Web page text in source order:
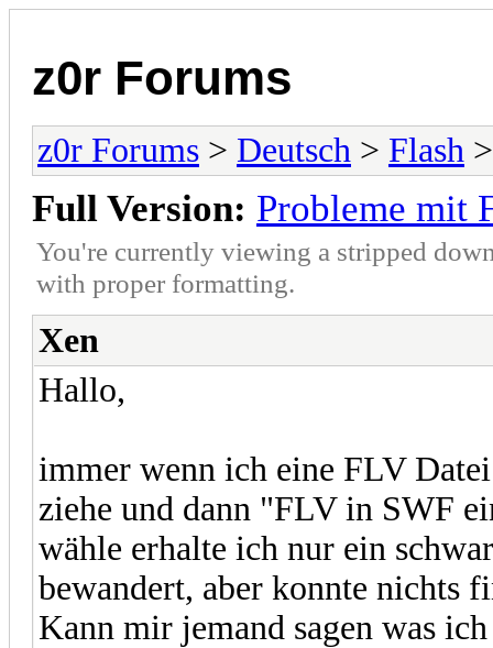
z0r Forums
z0r Forums > Deutsch > Flash
Full Version: Probleme mit
You're currently viewing a stripped
with proper formatting.
Xen
Hallo,
immer wenn ich eine FLV
ziehe und dann "FLV in SWF
wähle erhalte ich nur ein
bewandert, aber konnte nichts
Kann mir jemand sagen was